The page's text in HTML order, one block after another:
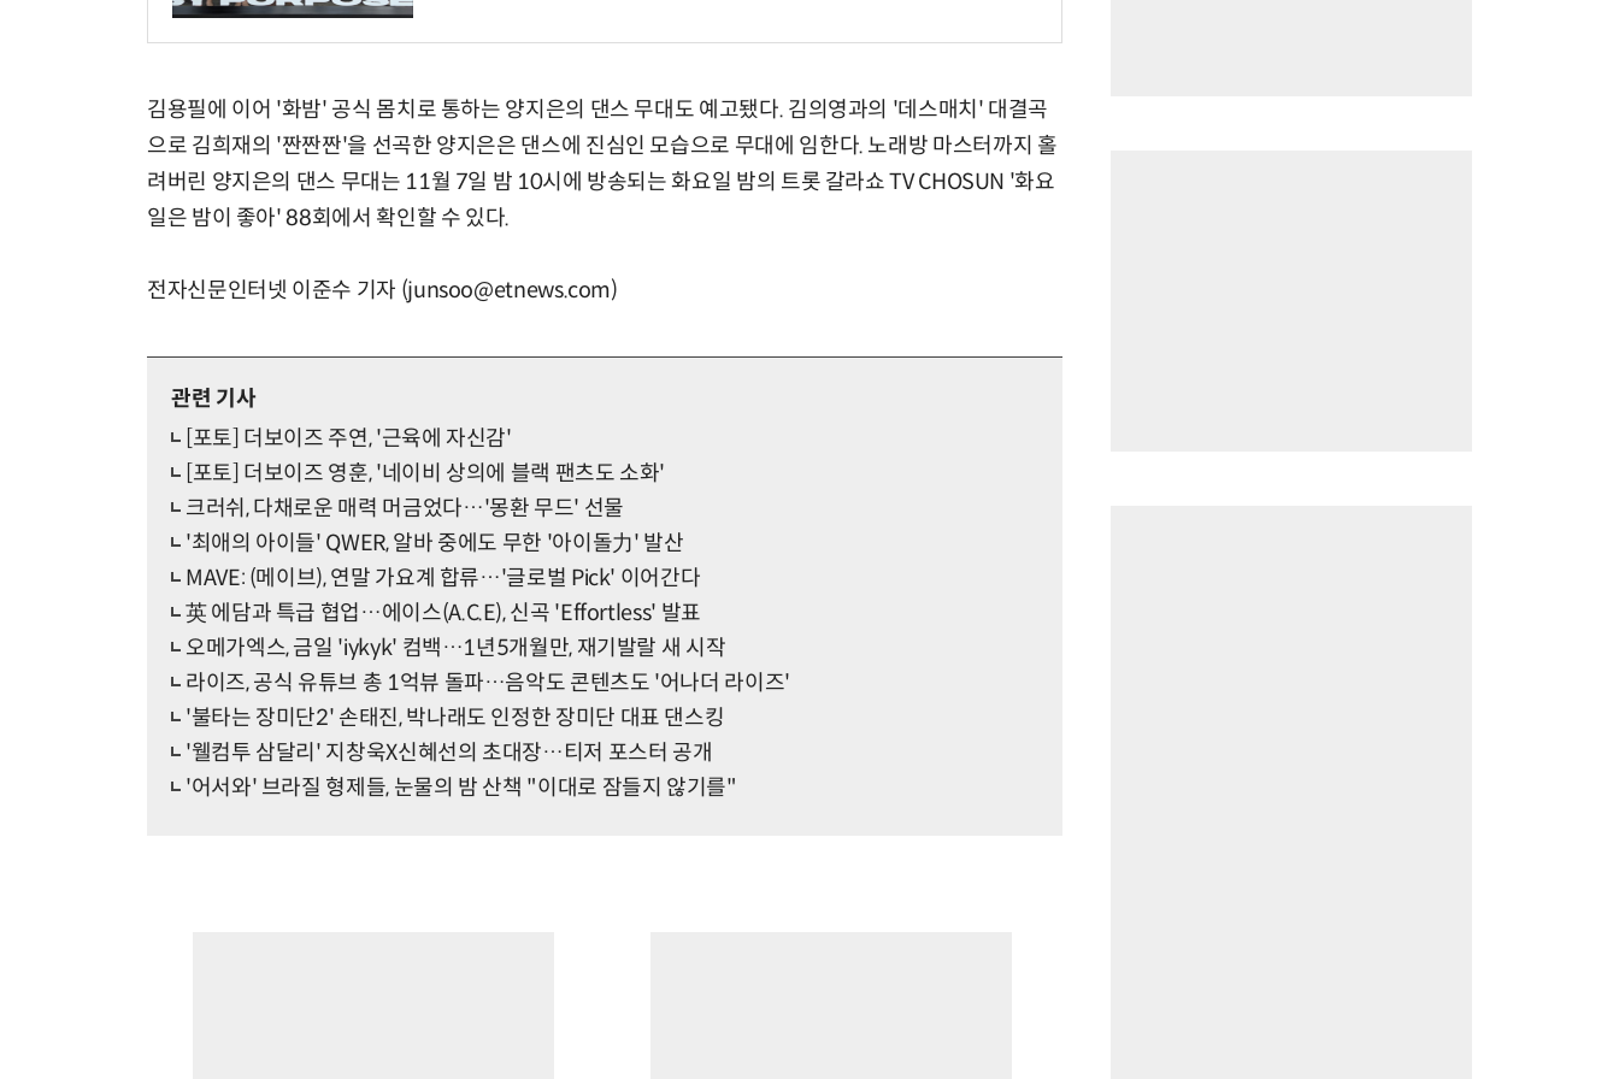
김용필에 이어 '화밤' 공식 몸치로 통하는 양지은의 댄스 무대도 예고됐다. 김의영과의 '데스매치' 대결곡
으로 김희재의 '짠짠짠'을 선곡한 양지은은 댄스에 진심인 모습으로 무대에 임한다. 노래방 마스터까지 홀
려버린 양지은의 댄스 무대는 11월 7일 밤 10시에 방송되는 화요일 밤의 트롯 갈라쇼 TV CHOSUN '화요
일은 밤이 좋아' 88회에서 확인할 수 있다.
전자신문인터넷 이준수 기자 (junsoo@etnews.com)
관련 기사
[포토] 더보이즈 주연, '근육에 자신감'
[포토] 더보이즈 영훈, '네이비 상의에 블랙 팬츠도 소화'
크러쉬, 다채로운 매력 머금었다…'몽환 무드' 선물
'최애의 아이들' QWER, 알바 중에도 무한 '아이돌力' 발산
MAVE: (메이브), 연말 가요계 합류…'글로벌 Pick' 이어간다
英 에담과 특급 협업…에이스(A.C.E), 신곡 'Effortless' 발표
오메가엑스, 금일 'iykyk' 컴백…1년5개월만, 재기발랄 새 시작
라이즈, 공식 유튜브 총 1억뷰 돌파…음악도 콘텐츠도 '어나더 라이즈'
'불타는 장미단2' 손태진, 박나래도 인정한 장미단 대표 댄스킹
'웰컴투 삼달리' 지창욱X신혜선의 초대장…티저 포스터 공개
'어서와' 브라질 형제들, 눈물의 밤 산책 "이대로 잠들지 않기를"